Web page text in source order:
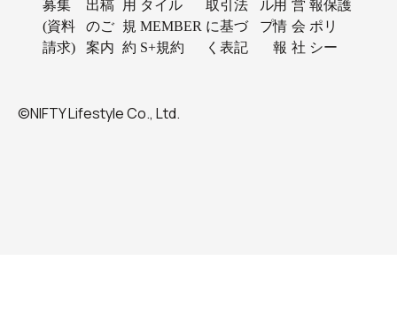
募集
(資料
請求)
出稿
のご
案内
用
規
約
タイル
MEMBER
S+規約
取引法
に基づ
く表記
ル
プ
用
情
報
営
会
社
報保護
ポリ
シー
©NIFTY Lifestyle Co., Ltd.